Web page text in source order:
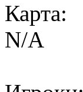
Карта:
N/A